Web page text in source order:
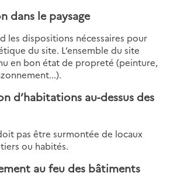
dans le paysage
les dispositions nécessaires pour
du site. L’ensemble du site
en bon état de propreté (peinture,
d’habitations au-dessus des
pas être surmontée de locaux
ou habités.
au feu des bâtiments